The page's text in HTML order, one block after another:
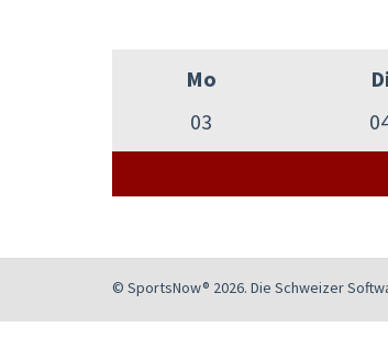
Mo
03
Di
© SportsNow® 2026. Die Schweizer